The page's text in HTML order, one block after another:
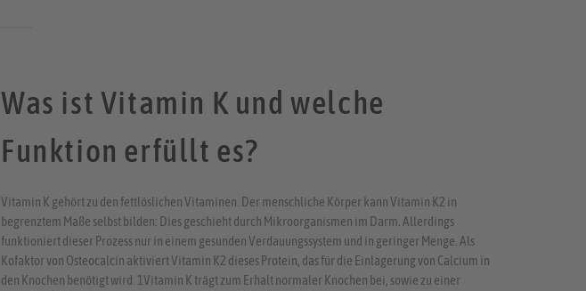
Was ist Vitamin K und welche
Funktion erfüllt es?
Vitamin K gehört zu den fettlöslichen Vitaminen. Der menschliche Körper kann Vitamin K2 in
begrenztem Maße selbst bilden: Dies geschieht durch Mikroorganismen im Darm. Allerdings
funktioniert dieser Prozess nur in einem gesunden Verdauungssystem und in geringer Menge. Als
Kofaktor von Osteocalcin aktiviert Vitamin K2 dieses Protein, das für die Einlagerung von Calcium in
den Knochen benötigt wird. 1Vitamin K trägt zum Erhalt normaler Knochen bei, sowie zu einer